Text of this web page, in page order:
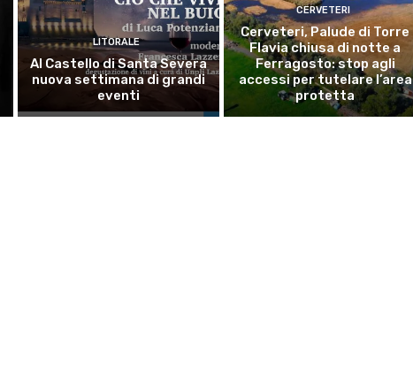
LITORALE
Al Castello di Santa Severa
nuova settimana di grandi
eventi
CERVETERI
Cerveteri, Palude di Torre
Flavia chiusa di notte a
Ferragosto: stop agli
accessi per tutelare l’area
protetta